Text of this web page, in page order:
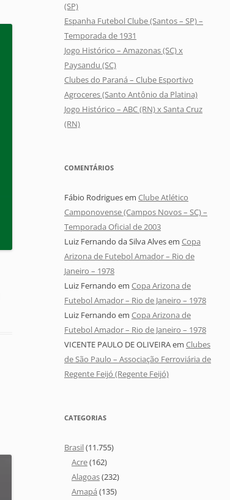
(SP)
Espanha Futebol Clube (Santos – SP) –
Temporada de 1931
Jogo Histórico – Amazonas (SC) x
Paysandu (SC)
Clubes do Paraná – Clube Esportivo
Agroceres (Santo Antônio da Platina)
Jogo Histórico – ABC (RN) x Santa Cruz
(RN)
COMENTÁRIOS
Fábio Rodriguesem Clube Atlético
Camponovense (Campos Novos – SC) –
Temporada Oficial de 2003
Luiz Fernando da Silva Alvesem Copa
Arizona de Futebol Amador – Rio de
Janeiro – 1978
Luiz Fernando em Copa Arizona de
Futebol Amador – Rio de Janeiro – 1978
Luiz Fernando em Copa Arizona de
Futebol Amador – Rio de Janeiro – 1978
VICENTE PAULO DE OLIVEIRAem Clubes
de São Paulo – Associação Ferroviária de
Regente Feijó (Regente Feijó)
CATEGORIAS
Brasil(11.755)
Acre(162)
Alagoas(232)
Amapá (135)